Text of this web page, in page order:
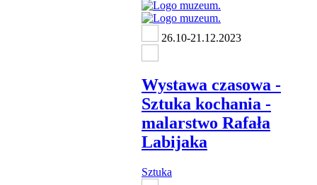
26.10-21.12.2023
Wystawa czasowa -
Sztuka kochania -
malarstwo Rafała
Labijaka
Sztuka